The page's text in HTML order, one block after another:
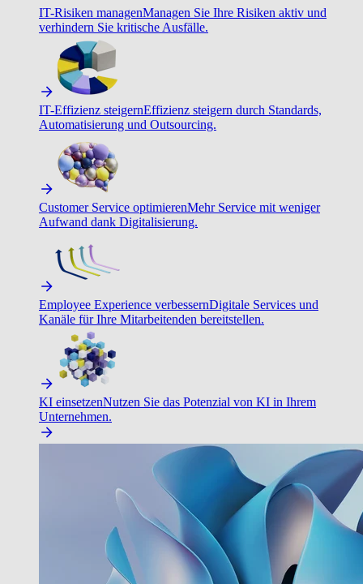
IT-Risiken managenManagen Sie Ihre Risiken aktiv und
verhindern Sie kritische Ausfälle.
IT-Effizienz steigernEffizienz steigern durch Standards,
Automatisierung und Outsourcing.
Customer Service optimierenMehr Service mit weniger
Aufwand dank Digitalisierung.
Employee Experience verbessernDigitale Services und
Kanäle für Ihre Mitarbeitenden bereitstellen.
KI einsetzenNutzen Sie das Potenzial von KI in Ihrem
Unternehmen.